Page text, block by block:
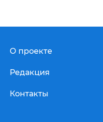
О проекте
Редакция
Контакты